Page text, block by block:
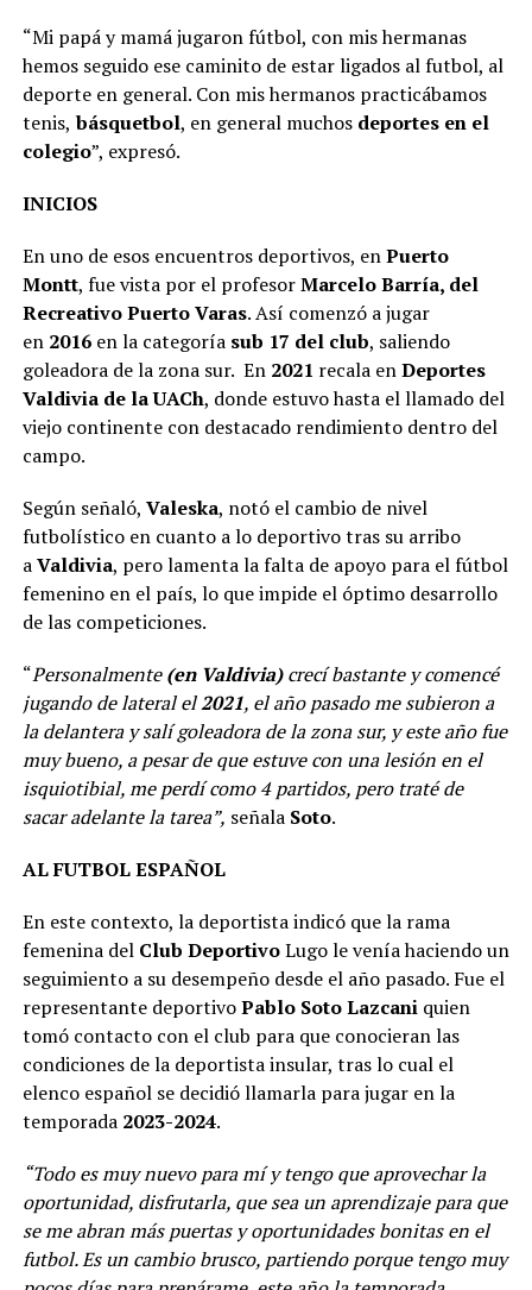
“Mi papá y mamá jugaron fútbol, con mis hermanas
hemos seguido ese caminito de estar ligados al futbol, al
deporte en general. Con mis hermanos practicábamos
tenis, básquetbol, en general muchos deportes en el
colegio”, expresó.
INICIOS
En uno de esos encuentros deportivos, enPuerto
Montt, fue vista por el profesorMarcelo Barría, del
Recreativo Puerto Varas. Así comenzó a jugar
en 2016en la categoría sub 17 del club, saliendo
goleadora de la zona sur. En 2021 recala enDeportes
Valdivia de la UACh, donde estuvo hasta el llamado del
viejo continente con destacado rendimiento dentro del
campo.
Según señaló, Valeska, notó el cambio de nivel
futbolístico en cuanto a lo deportivo tras su arribo
aValdivia, pero lamenta la falta de apoyo para el fútbol
femenino en el país, lo que impide el óptimo desarrollo
de las competiciones.
“Personalmente(en Valdivia)crecí bastante y comencé
jugando de lateral el2021, el año pasado me subieron a
la delantera y salí goleadora de la zona sur, y este año fue
muy bueno, a pesar de que estuve con una lesión en el
isquiotibial, me perdí como 4 partidos, pero traté de
sacar adelante la tarea”, señala Soto.
AL FUTBOL ESPAÑOL
En este contexto, la deportista indicó que la rama
femenina del Club DeportivoLugo le venía haciendo un
seguimiento a su desempeño desde el año pasado. Fue el
representante deportivoPablo Soto Lazcaniquien
tomó contacto con el club para que conocieran las
condiciones de la deportista insular, tras lo cual el
elenco español se decidió llamarla para jugar en la
temporada 2023-2024.
“Todo es muy nuevo para mí y tengo que aprovechar la
oportunidad, disfrutarla, que sea un aprendizaje para que
se me abran más puertas y oportunidades bonitas en el
futbol. Es un cambio brusco, partiendo porque tengo muy